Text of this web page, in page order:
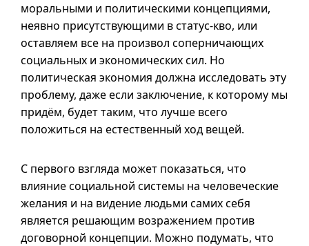
моральными и политическими концепциями,
неявно присутствующими встатус-кво, или
оставляем все на произвол соперничающих
социальных и экономических сил. Но
политическая экономия должна исследовать эту
проблему, даже если заключение, к которому мы
придём, будет таким, что лучше всего
положиться на естественный ход вещей.
С первого взгляда может показаться, что
влияние социальной системы на человеческие
желания и на видение людьми самих себя
является решающим возражением против
договорной концепции. Можно подумать, что